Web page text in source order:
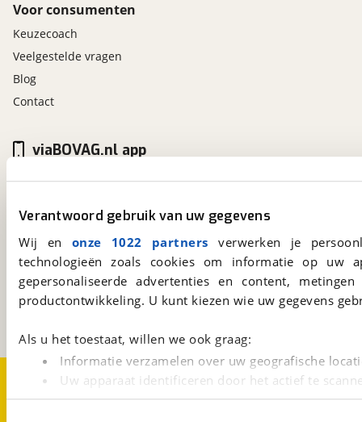
Verantwoord gebruik van uw gegevens
Wij en onze 1022 partners verwerken je
technologieën zoals cookies om informatie op
gepersonaliseerde advertenties en content,
productontwikkeling. U kunt kiezen wie uw gegevens
Als u het toestaat, willen we ook graag:
Informatie verzamelen over uw geografische
Uw apparaat identificeren door het actief te
Lees meer over hoe uw persoonlijke gegevens worden
Voor consumenten
Keuzecoach
Veelgestelde vragen
Blog
Contact
viaBOVAG.nl
Kosterijland
15
3981 AJ Bunnik
Een initiatief van
viaBOVAG.nl app
Over viaBOVAG.nlDisclaimer- en Privacyverklaring